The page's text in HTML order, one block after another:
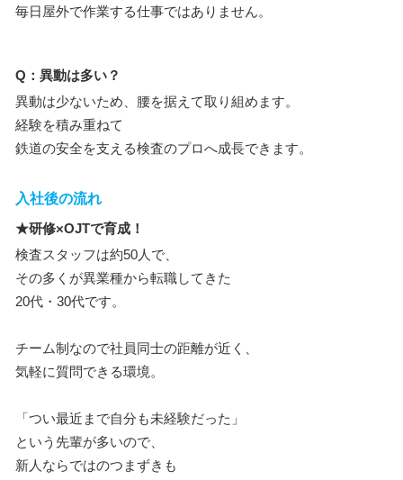
毎日屋外で作業する仕事ではありません。
Q：異動は多い？
異動は少ないため、腰を据えて取り組めます。
経験を積み重ねて
鉄道の安全を支える検査のプロへ成長できます。
入社後の流れ
★研修×OJTで育成！
検査スタッフは約50人で、
その多くが異業種から転職してきた
20代・30代です。
チーム制なので社員同士の距離が近く、
気軽に質問できる環境。
「つい最近まで自分も未経験だった」
という先輩が多いので、
新人ならではのつまずきも